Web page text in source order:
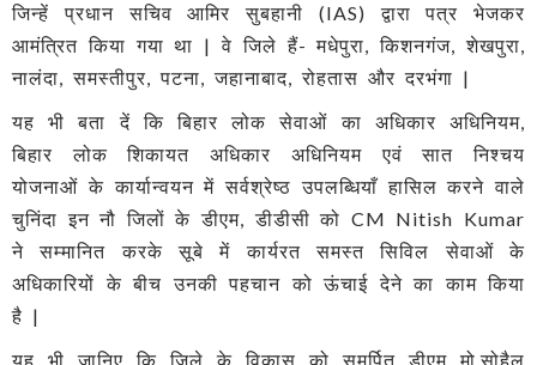
जिन्हें प्रधान सचिव आमिर सुबहानी (IAS) द्वारा पत्र भेजकर
आमंत्रित किया गया था | वे जिले हैं- मधेपुरा, किशनगंज, शेखपुरा,
नालंदा, समस्तीपुर, पटना, जहानाबाद, रोहतास और दरभंगा |
यह भी बता दें कि बिहार लोक सेवाओं का अधिकार अधिनियम,
बिहार लोक शिकायत अधिकार अधिनियम एवं सात निश्चय
योजनाओं के कार्यान्वयन में सर्वश्रेष्ठ उपलब्धियाँ हासिल करने वाले
चुनिंदा इन नौ जिलों के डीएम, डीडीसी को CM Nitish Kumar
ने सम्मानित करके सूबे में कार्यरत समस्त सिविल सेवाओं के
अधिकारियों के बीच उनकी पहचान को ऊंचाई देने का काम किया
है |
यह भी जानिए कि जिले के विकास को समर्पित डीएम मो.सोहैल